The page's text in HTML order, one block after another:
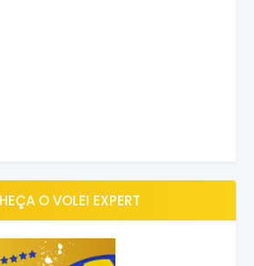
O VOLEI EXPERT